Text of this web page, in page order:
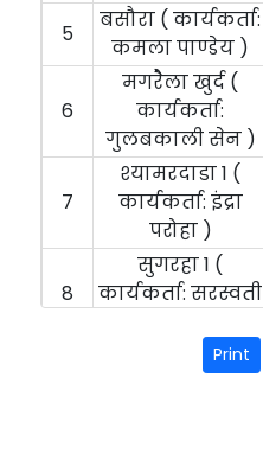
5
बसौरा ( कार्यकर्ता:
कमला पाण्डेय )
6
मगरेैला खुर्द (
कार्यकर्ता:
गुलबकाली सेन )
7
श्यामरदाडा 1 (
कार्यकर्ता: इंद्रा
परोहा )
8
सुगरहा 1 (
कार्यकर्ता: सरस्वती
ककरहटा (